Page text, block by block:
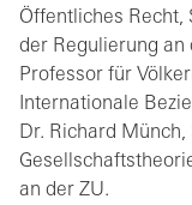
Öffentliches Recht,
der Regulierung an
Professor für
Internationale
Dr. Richard
an der ZU.